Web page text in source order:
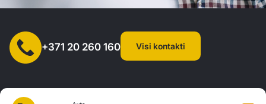
+371 20 260 160 Visi kontakti